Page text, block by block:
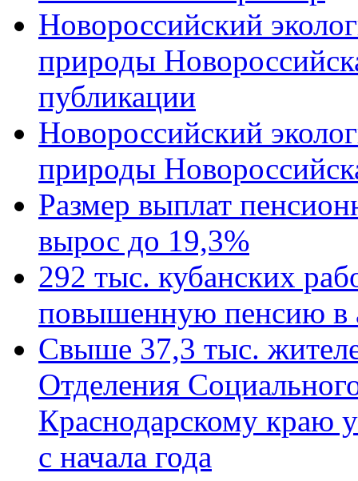
Новороссийский
природы
публикации
Новороссийский
природы
Размер выплат
вырос до 19,3%
292 тыс. кубанских
повышенную пенсию в
Свыше 37,3 тыс.
Отделения
Краснодарскому краю
с начала года